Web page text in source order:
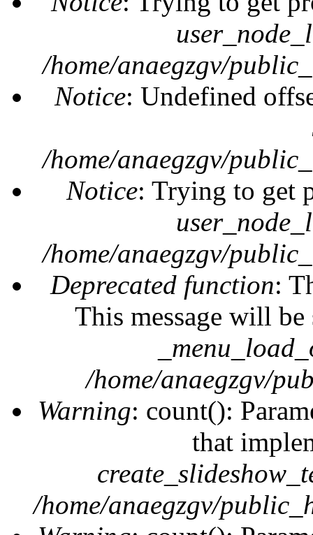
/home/anaegzgv/
Notice: Undefined
/home/anaegzgv/
Notice: Trying to get
/home/anaegzgv/
Deprecated function:
This message will
/home/anaegzgv/
Warning: count():
that
/home/anaegzgv/